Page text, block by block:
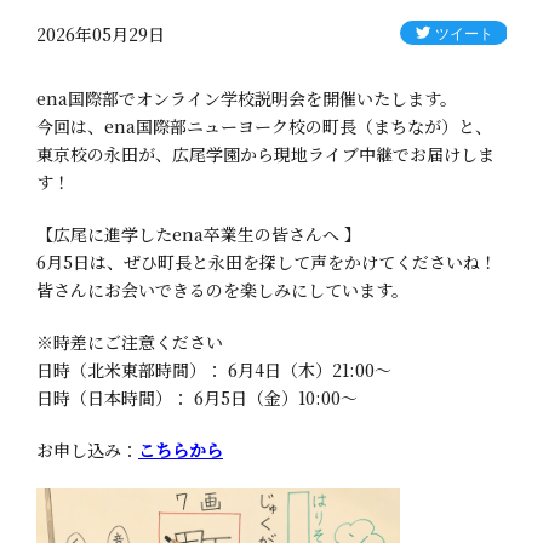
2026年05月29日
ena国際部でオンライン学校説明会を開催いたします。
今回は、ena国際部ニューヨーク校の町長（まちなが）と、
東京校の永田が、広尾学園から現地ライブ中継でお届けしま
す！
【広尾に進学したena卒業生の皆さんへ 】
6月5日は、ぜひ町長と永田を探して声をかけてくださいね！
皆さんにお会いできるのを楽しみにしています。
※時差にご注意ください
日時（北米東部時間）： 6月4日（木）21:00〜
日時（日本時間）： 6月5日（金）10:00〜
お申し込み： こちらから